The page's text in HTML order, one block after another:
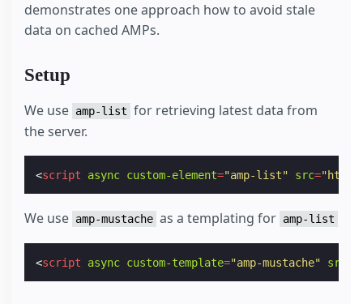
demonstrates one approach how to avoid stale
data on cached AMPs.
Setup
We use amp-list for retrieving latest data from
the server.
<script async custom-element="amp-list" src=
We use amp-mustache as a templating for amp-list
<script async custom-template="amp-mustache" src